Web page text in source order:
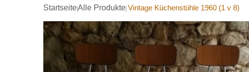
StartseiteAlle Produkte Vintage Küchenstühle 1960 (1 v 8)